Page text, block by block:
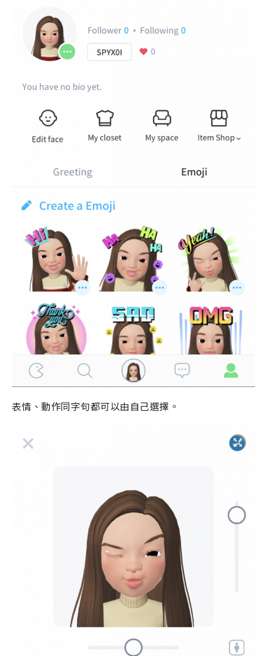
表情、動作同字句都可以由自己選擇。